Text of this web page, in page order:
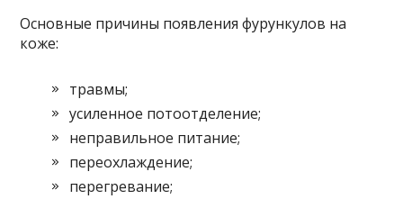
Основные причины появления фурункулов на
коже:
травмы;
усиленное потоотделение;
неправильное питание;
переохлаждение;
перегревание;